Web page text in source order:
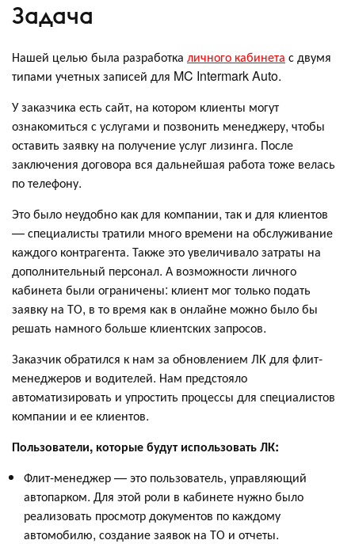
Задача
Нашей целью была разработка личного кабинета с двумя
типами учетных записей для MC Intermark Auto.
У заказчика есть сайт, на котором клиенты могут
ознакомиться с услугами и позвонить менеджеру, чтобы
оставить заявку на получение услуг лизинга. После
заключения договора вся дальнейшая работа тоже велась
по телефону.
Это было неудобно как для компании, так и для клиентов
— специалисты тратили много времени на обслуживание
каждого контрагента. Также это увеличивало затраты на
дополнительный персонал. А возможности личного
кабинета были ограничены: клиент мог только подать
заявку на ТО, в то время как в онлайне можно было бы
решать намного больше клиентских запросов.
Заказчик обратился к нам за обновлением ЛК для флит-
менеджеров и водителей. Нам предстояло
автоматизировать и упростить процессы для специалистов
компании и ее клиентов.
Пользователи, которые будут использовать ЛК:
Флит-менеджер — это пользователь, управляющий
автопарком. Для этой роли в кабинете нужно было
реализовать просмотр документов по каждому
автомобилю, создание заявок на ТО и отчеты.